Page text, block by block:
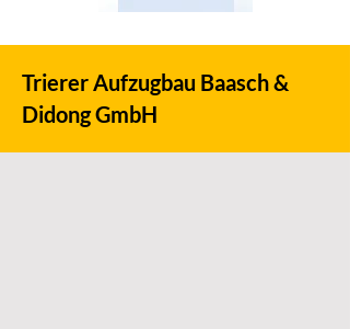
Trierer Aufzugbau Baasch &
Didong GmbH